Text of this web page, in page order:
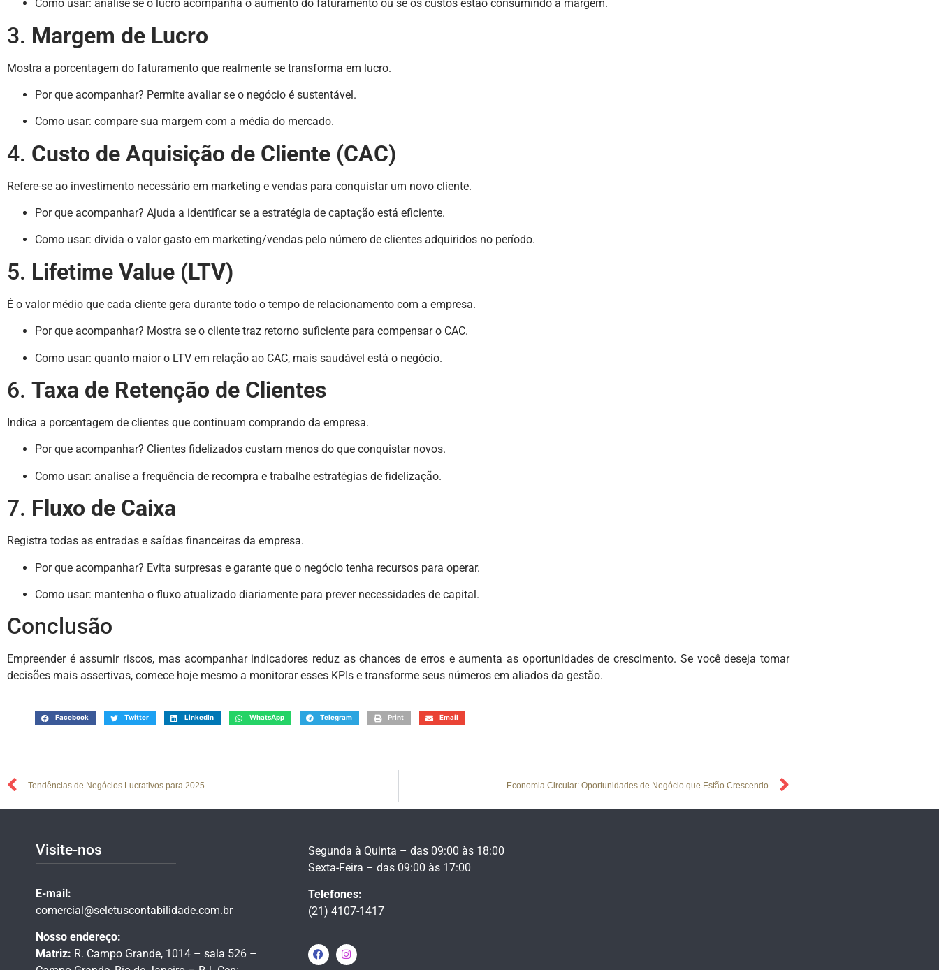
Como usar: analise se o lucro acompanha o aumento do faturamento ou se os custos estão consumindo a margem.
3. Margem de Lucro
Mostra a porcentagem do faturamento que realmente se transforma em lucro.
Por que acompanhar? Permite avaliar se o negócio é sustentável.
Como usar: compare sua margem com a média do mercado.
4. Custo de Aquisição de Cliente (CAC)
Refere-se ao investimento necessário em marketing e vendas para conquistar um novo cliente.
Por que acompanhar? Ajuda a identificar se a estratégia de captação está eficiente.
Como usar: divida o valor gasto em marketing/vendas pelo número de clientes adquiridos no período.
5. Lifetime Value (LTV)
É o valor médio que cada cliente gera durante todo o tempo de relacionamento com a empresa.
Por que acompanhar? Mostra se o cliente traz retorno suficiente para compensar o CAC.
Como usar: quanto maior o LTV em relação ao CAC, mais saudável está o negócio.
6. Taxa de Retenção de Clientes
Indica a porcentagem de clientes que continuam comprando da empresa.
Por que acompanhar? Clientes fidelizados custam menos do que conquistar novos.
Como usar: analise a frequência de recompra e trabalhe estratégias de fidelização.
7. Fluxo de Caixa
Registra todas as entradas e saídas financeiras da empresa.
Por que acompanhar? Evita surpresas e garante que o negócio tenha recursos para operar.
Como usar: mantenha o fluxo atualizado diariamente para prever necessidades de capital.
Conclusão
Empreender é assumir riscos, mas acompanhar indicadores reduz as chances de erros e aumenta as oportunidades de crescimento. Se você deseja tomar
decisões mais assertivas, comece hoje mesmo a monitorar esses KPIs e transforme seus números em aliados da gestão.
Facebook Twitter LinkedIn WhatsApp Telegram Print Email
Tendências de Negócios Lucrativos para 2025 Economia Circular: Oportunidades de Negócio que Estão Crescendo
Visite-nos
E-mail:
comercial@seletuscontabilidade.com.br
Nosso endereço:
Matriz: R. Campo Grande, 1014 – sala 526 –
Segunda à Quinta – das 09:00 às 18:00
Sexta-Feira – das 09:00 às 17:00
Telefones:
(21) 4107-1417